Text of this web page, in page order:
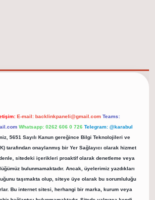
E-mail: backlinkpaneli@gmail.com Teams:
Whatsapp: 0262 606 0 726 Telegram: @karabul
5651 Sayılı Kanun gereğince Bilgi Teknolojileri ve
tarafından onaylanmış bir Yer Sağlayıcı olarak hizmet
sitedeki içerikleri proaktif olarak denetleme veya
bulunmamaktadır. Ancak, üyelerimiz yazdıkları
taşımakta olup, siteye üye olarak bu sorumluluğu
Bu internet sitesi, herhangi bir marka, kurum veya